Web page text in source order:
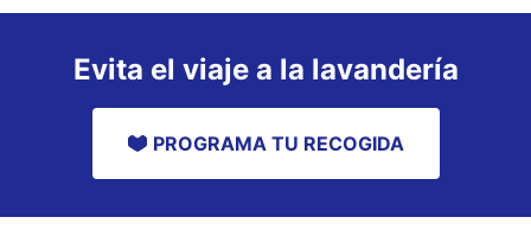
Evita el viaje a la lavandería
PROGRAMA TU RECOGIDA